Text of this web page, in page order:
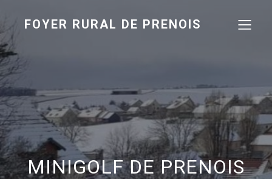
FOYER RURAL DE PRENOIS
MINIGOLF DE PRENOIS